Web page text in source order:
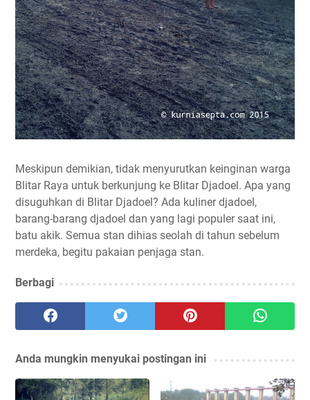
Meskipun demikian, tidak menyurutkan keinginan warga
Blitar Raya untuk berkunjung ke Blitar Djadoel. Apa yang
disuguhkan di Blitar Djadoel? Ada kuliner djadoel,
barang-barang djadoel dan yang lagi populer saat ini,
batu akik. Semua stan dihias seolah di tahun sebelum
merdeka, begitu pakaian penjaga stan.
Berbagi
Anda mungkin menyukai postingan ini